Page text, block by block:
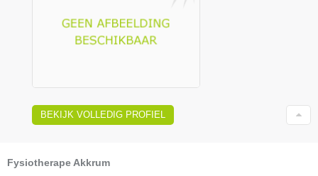
BEKIJK VOLLEDIG PROFIEL
Fysiotherape Akkrum